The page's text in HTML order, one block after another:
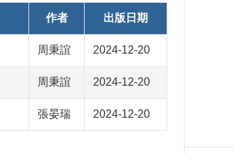
作者 出版日期
周秉誼 2024-12-20
周秉誼 2024-12-20
張晏瑞 2024-12-20